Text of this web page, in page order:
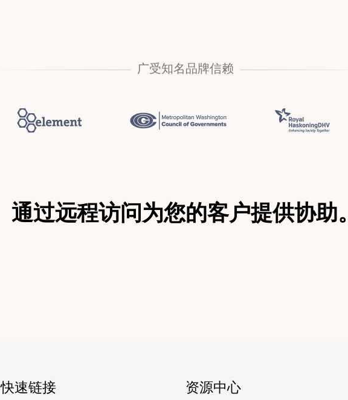
广受知名品牌信赖
通过远程访问为您的客户提供协助。
快速链接 资源中心